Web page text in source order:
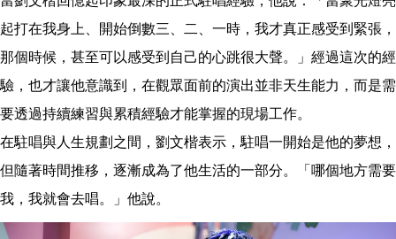
起打在我身上、開始倒數三、二、一時，我才真正感受到緊張，
那個時候，甚至可以感受到自己的心跳很大聲。」經過這次的經
驗，也才讓他意識到，在觀眾面前的演出並非天生能力，而是需
要透過持續練習與累積經驗才能掌握的現場工作。
在駐唱與人生規劃之間，劉文楷表示，駐唱一開始是他的夢想，
但隨著時間推移，逐漸成為了他生活的一部分。「哪個地方需要
我，我就會去唱。」他說。